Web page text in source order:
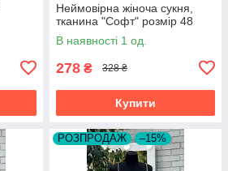
Неймовірна жіноча сукня,
тканина "Софт" розмір 48
В наявності 1 од.
278 ₴ 328 ₴
Купити
РОЗПРОДАЖ –15%